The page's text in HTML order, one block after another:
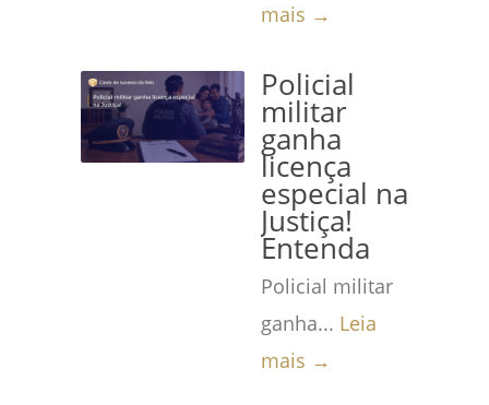
mais →
Policial
militar
ganha
licença
especial na
Justiça!
Entenda
Policial militar
ganha... Leia
mais →